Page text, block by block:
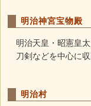
明治神宮宝物殿
明治天皇・昭憲皇
刀剣などを中心に
明治村